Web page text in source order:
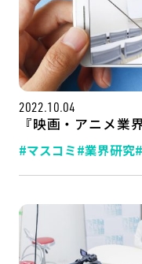
インタツアー活用
LINE登録
2022.10.04
『映画・アニメ業
#マスコミ#業界研究